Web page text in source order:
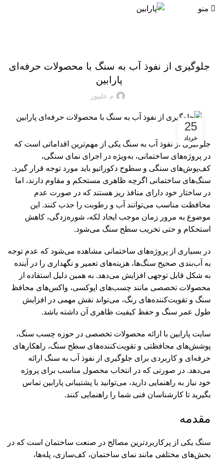
منو
جلوگیری از نفوذ آب به سنگ با محصولات حرفه‌ای
پارابین
م علیپور
25
خرداد
جلوگیری از نفوذ آب به سنگ یکی از مهم‌ترین اقداماتی است که
در پروژه‌های ساختمانی، به‌ویژه در اجرای نمای سنگی،
کف‌پوش‌های سنگی و سطوح دکوراتیو باید مورد توجه قرار گیرد.
سنگ‌های ساختمانی اگرچه ظاهری مستحکم و مقاوم دارند، اما
در ساختار خود دارای منافذ ریز هستند که در صورت عدم
محافظت مناسب می‌توانند آب و رطوبت را جذب کنند. این
موضوع به مرور زمان موجب ایجاد لکه، شوره‌زدگی، کاهش
استحکام و حتی تخریب سطح سنگ می‌شود.
در بسیاری از پروژه‌های ساختمانی مشاهده می‌شود که عدم توجه
به آب‌بندی صحیح سنگ‌ها، هزینه‌های تعمیر و نگهداری را در آینده
به شکل قابل توجهی افزایش می‌دهد. به همین دلیل استفاده از
محصولات تخصصی مانند چسب‌های اپوکسی، واکس‌های محافظ
سنگ و تقویت‌کننده‌های رنگ، می‌تواند نقش مهمی در افزایش
طول عمر سنگ و حفظ کیفیت ظاهری آن داشته باشد.
سایت پارابین با ارائه محصولات تخصصی در حوزه چسب سنگ،
پوشش‌های محافظتی و تقویت‌کننده‌های سطح سنگ، راهکارهای
حرفه‌ای و کاربردی برای جلوگیری از نفوذ آب به سنگ ارائه
می‌دهد. در صورتی که در انتخاب محصول مناسب برای پروژه
خود نیاز به راهنمایی دارید، می‌توانید با پشتیبانی پارابین تماس
بگیرید تا کارشناسان فنی شما را راهنمایی کنند.
مقدمه
سنگ یکی از پرکاربردترین مصالح در صنعت ساختمان است که در
بخش‌های مختلفی مانند نمای ساختمان، کف‌سازی، پله‌ها،